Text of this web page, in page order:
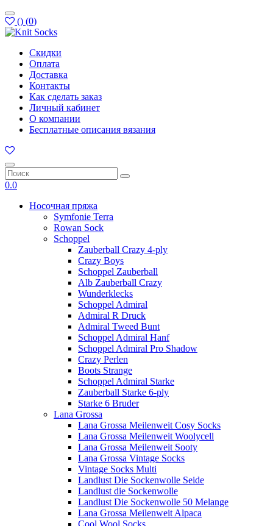
() (0)
Скидки
Оплата
Доставка
Контакты
Как сделать заказ
Личный кабинет
О компании
Бесплатные описания вязания
0.0
Носочная пряжа
Symfonie Terra
Rowan Sock
Schoppel
Zauberball Crazy 4-ply
Crazy Boys
Schoppel Zauberball
Alb Zauberball Crazy
Wunderklecks
Schoppel Admiral
Admiral R Druck
Admiral Tweed Bunt
Schoppel Admiral Hanf
Schoppel Admiral Pro Shadow
Crazy Perlen
Boots Strange
Schoppel Admiral Starke
Zauberball Starke 6-ply
Starke 6 Bruder
Lana Grossa
Lana Grossa Meilenweit Cosy Socks
Lana Grossa Meilenweit Woolycell
Lana Grossa Meilenweit Sooty
Lana Grossa Vintage Socks
Vintage Socks Multi
Landlust Die Sockenwolle Seide
Landlust die Sockenwolle
Landlust Die Sockenwolle 50 Melange
Lana Grossa Meilenweit Alpaca
Cool Wool Socks